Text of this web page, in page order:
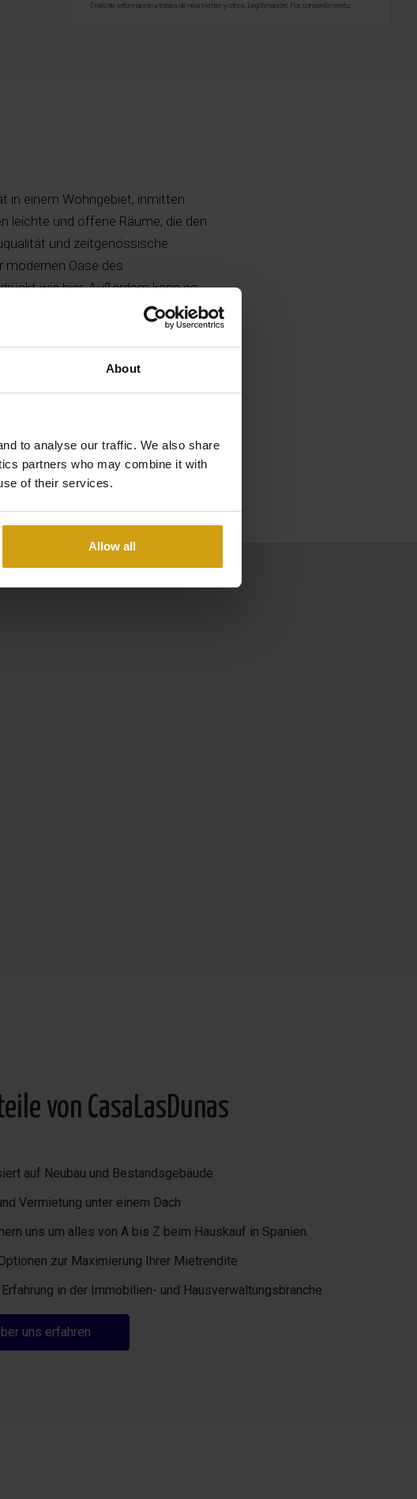
About
to analyse our traffic. We also share
partners who may combine it with
of their services.
Allow all
Envío de información a traves de newsletter y otros, Legitimación: Por consentimiento,
in einem Wohngebiet, inmitten
leichte und offene Räume, die den
und zeitgenössische
modernen Oase des
wie hier. Außerdem kann es
Und nicht nur das, es versteht
und vor allem zu einem günstigen
von CasaLasDunas
auf Neubau und Bestandsgebäude
Vermietung unter einem Dach
uns um alles von A bis Z beim Hauskauf in Spanien.
zur Maximierung Ihrer Mietrendite
in der Immobilien- und Hausverwaltungsbranche
uns erfahren